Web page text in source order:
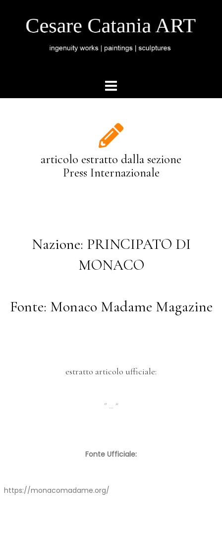
articolo estratto dalla sezione
Press Internazionale
Nazione: PRINCIPATO DI
MONACO
Fonte: Monaco Madame Magazine
estratto articolo ufficiale:
” … “
Fonte Ufficiale:
https://monacomadame.org/